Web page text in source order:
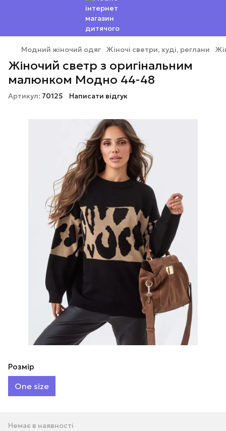
Модний жіночий одяг Жіночі светри, худі, реглани
Жіночий светр з оригінальним
малюнком Модно 44-48
Артикул: 70125 Написати відгук
Розмір
One size
Немає в наявності